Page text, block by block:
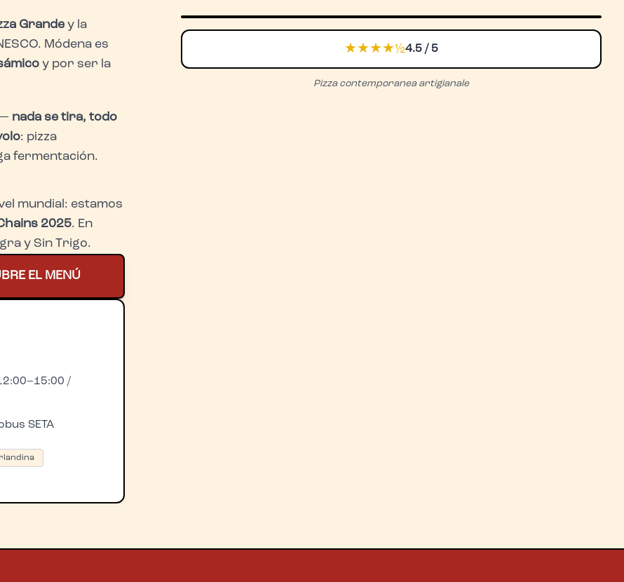
Grande y la
Módena es
y por ser la
nada se tira, todo
: pizza
fermentación.
★★★★½4.5 / 5
Pizza contemporanea artigianale
mundial: estamos
2025. En
y Sin Trigo.
EL MENÚ
/
SETA